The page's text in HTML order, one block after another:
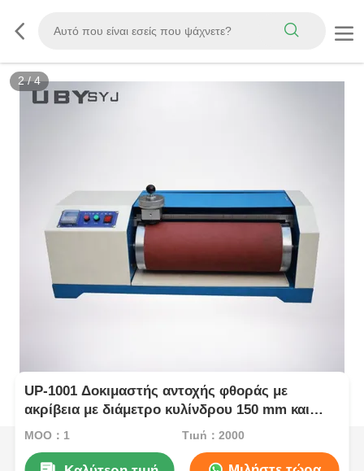
3/4
UP-1001 Δοκιμαστής αντοχής φθοράς με
ακρίβεια με διάμετρο κυλίνδρου 150 mm και
ταχύτητα κυλίνδρου 40 rpm για ελαστικά υλικά
MOQ：1 Τιμή：2000